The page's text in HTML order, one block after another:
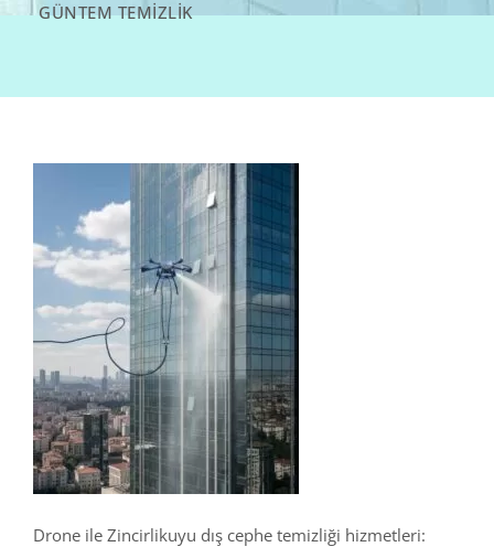
GÜNTEM TEMIZLIK
Drone ile Zincirlikuyu dış cephe temizliği hizmetleri: